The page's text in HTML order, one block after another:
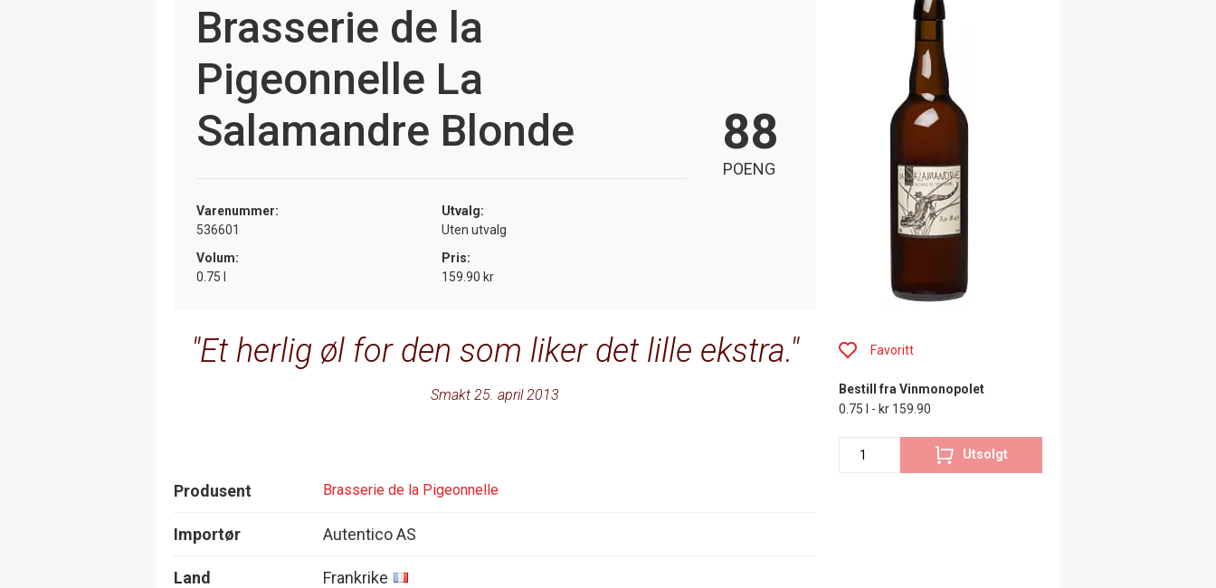
Brasserie de la
Pigeonnelle La
Salamandre Blonde
Varenummer:
536601
Utvalg:
Uten utvalg
Volum:
0.75 l
Pris:
159.90 kr
88
POENG
Et herlig øl for den som liker det lille ekstra.
Smakt 25. april 2013
Produsent Brasserie de la Pigeonnelle
Importør Autentico AS
Land Frankrike
Favoritt
Bestill fra Vinmonopolet
0.75 l - kr 159.90
Utsolgt